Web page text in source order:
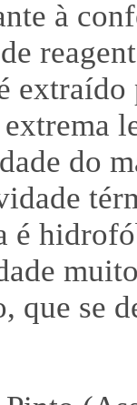
à
extraído
do
é
que se